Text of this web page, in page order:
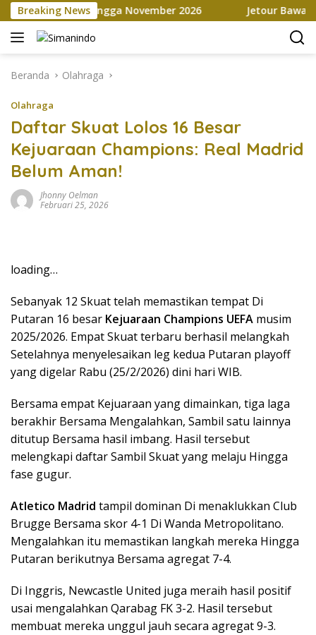
Langsung
ke
konten
Breaking Newshingga November 2026 Jetour Bawa
Beranda Olahraga
Olahraga
Daftar Skuat Lolos 16 Besar
Kejuaraan Champions: Real Madrid
Belum Aman!
Jhonny Oelman
Februari 25, 2026
loading…
Sebanyak 12 Skuat telah memastikan tempat Di
Putaran 16 besar Kejuaraan Champions UEFA musim
2025/2026. Empat Skuat terbaru berhasil melangkah
Setelahnya menyelesaikan leg kedua Putaran playoff
yang digelar Rabu (25/2/2026) dini hari WIB.
Bersama empat Kejuaraan yang dimainkan, tiga laga
berakhir Bersama Mengalahkan, Sambil satu lainnya
ditutup Bersama hasil imbang. Hasil tersebut
melengkapi daftar Sambil Skuat yang melaju Hingga
fase gugur.
Atletico Madrid tampil dominan Di menaklukkan Club
Brugge Bersama skor 4-1 Di Wanda Metropolitano.
Mengalahkan itu memastikan langkah mereka Hingga
Putaran berikutnya Bersama agregat 7-4.
Di Inggris, Newcastle United juga meraih hasil positif
usai mengalahkan Qarabag FK 3-2. Hasil tersebut
membuat mereka unggul jauh secara agregat 9-3.